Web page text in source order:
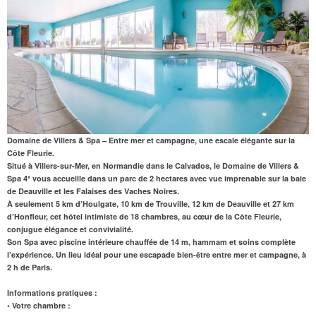
Domaine de Villers & Spa – Entre mer et campagne, une escale élégante sur la
Côte Fleurie.
Situé à Villers-sur-Mer, en Normandie dans le Calvados, le Domaine de Villers &
Spa 4* vous accueille dans un parc de 2 hectares avec vue imprenable sur la baie
de Deauville et les Falaises des Vaches Noires.
À seulement 5 km d’Houlgate, 10 km de Trouville, 12 km de Deauville et 27 km
d’Honfleur, cet hôtel intimiste de 18 chambres, au cœur de la Côte Fleurie,
conjugue élégance et convivialité.
Son Spa avec piscine intérieure chauffée de 14 m, hammam et soins complète
l’expérience. Un lieu idéal pour une escapade bien-être entre mer et campagne, à
2 h de Paris.
Informations pratiques :
• Votre chambre :